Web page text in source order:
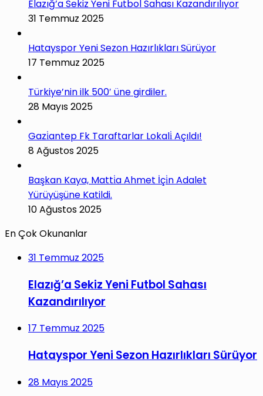
Elazığ’a Sekiz Yeni Futbol Sahası Kazandırılıyor
31 Temmuz 2025
Hatayspor Yeni Sezon Hazırlıkları Sürüyor
17 Temmuz 2025
Türkiye’nin ilk 500′ üne girdiler.
28 Mayıs 2025
Gazi̇antep Fk Taraftarlar Lokali̇ Açıldı!
8 Ağustos 2025
Başkan Kaya, Matti̇a Ahmet İçi̇n Adalet
Yürüyüşüne Katildi.
10 Ağustos 2025
En Çok Okunanlar
31 Temmuz 2025
Elazığ’a Sekiz Yeni Futbol Sahası
Kazandırılıyor
17 Temmuz 2025
Hatayspor Yeni Sezon Hazırlıkları Sürüyor
28 Mayıs 2025